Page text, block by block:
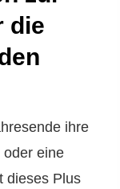
die
ihre
oder eine
dieses Plus